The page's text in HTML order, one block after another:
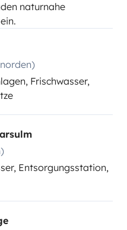
naturnahe
Frischwasser,
Entsorgungsstation,